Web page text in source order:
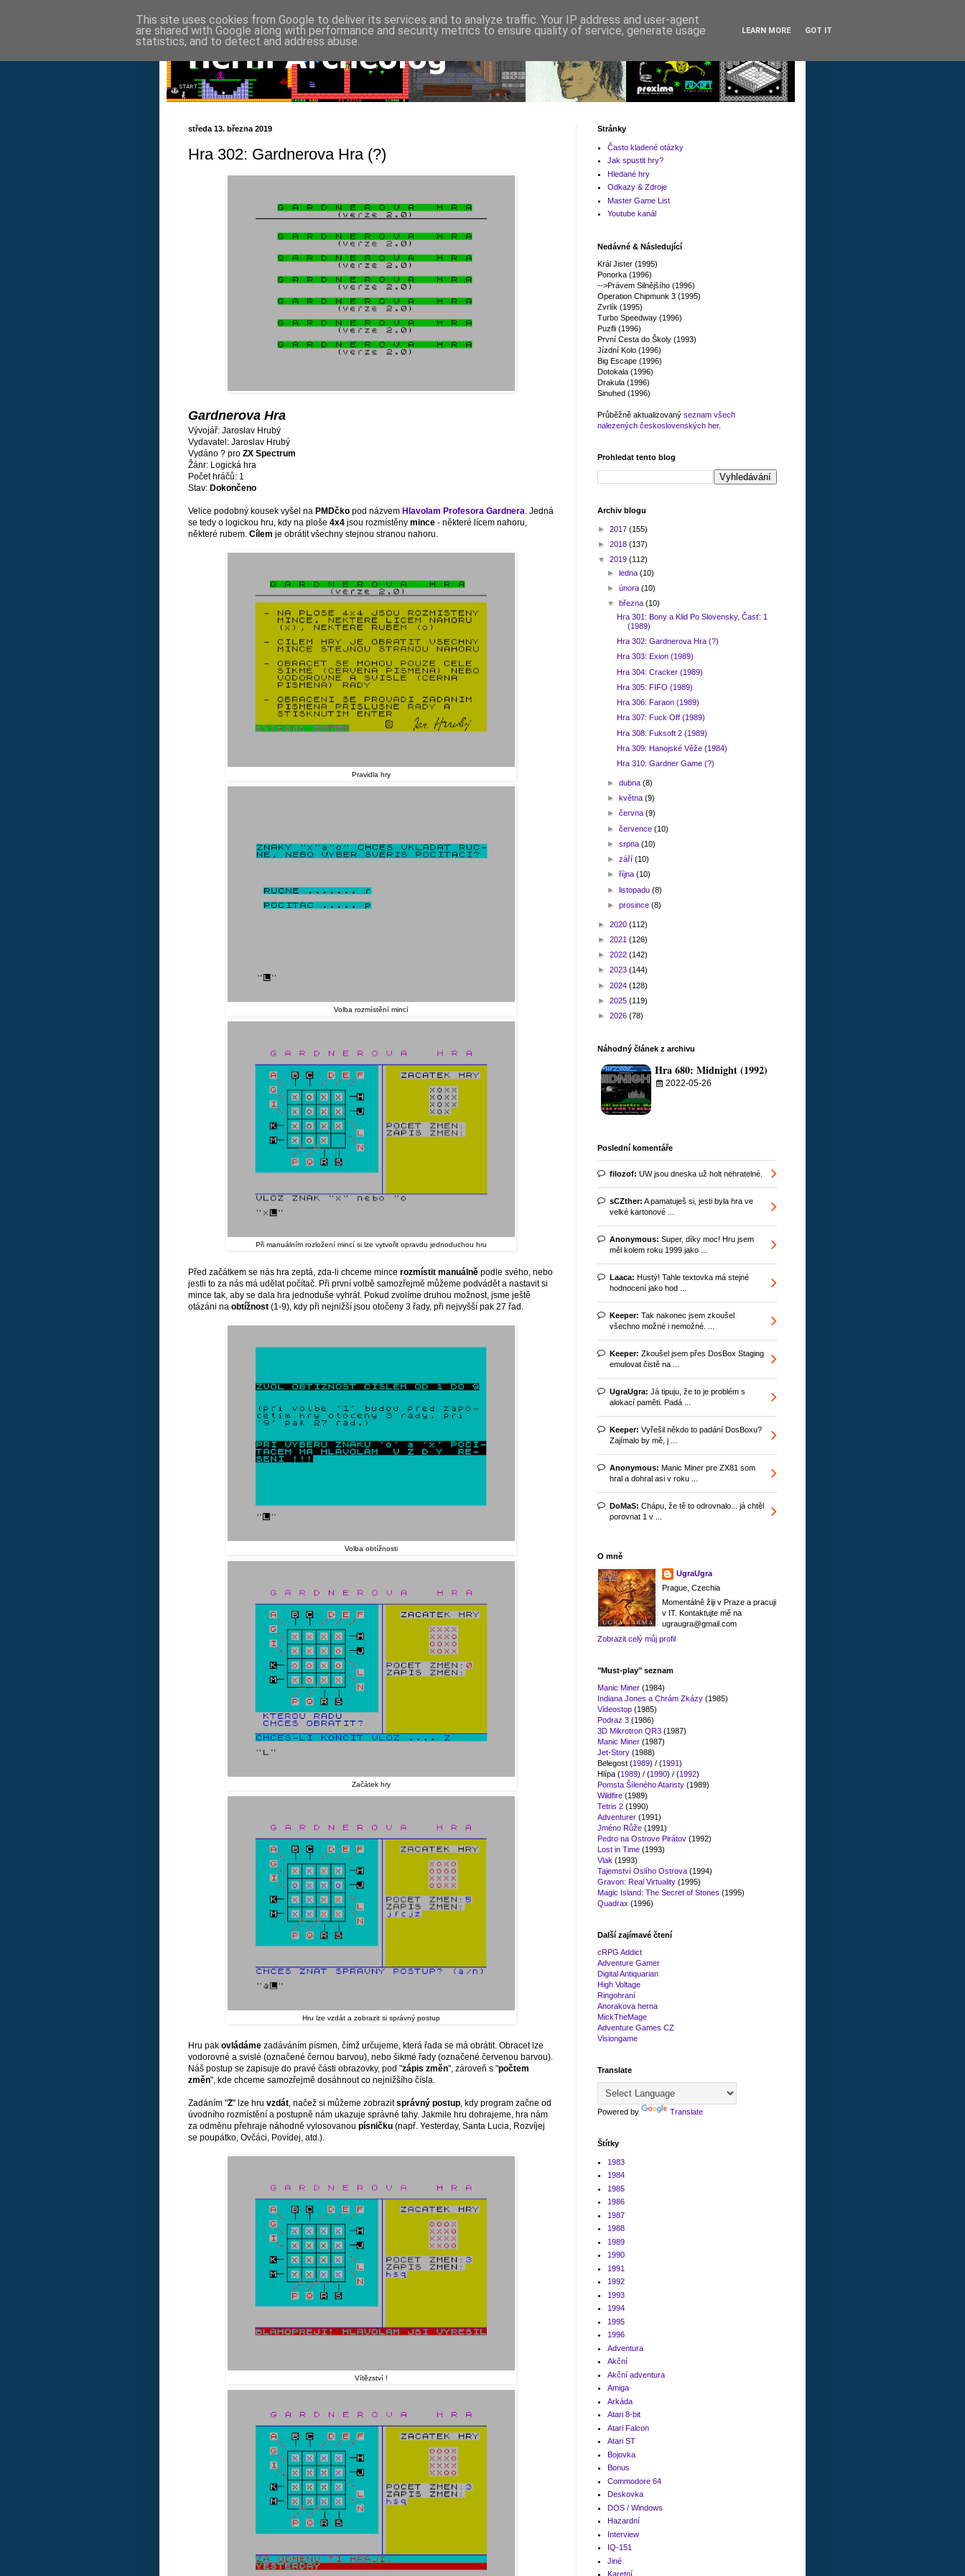
středa 13. března 2019
Hra 302: Gardnerova Hra (?)
Gardnerova Hra
Vývojář: Jaroslav Hrubý
Vydavatel: Jaroslav Hrubý
Vydáno ? pro ZX Spectrum
Žánr: Logická hra
Počet hráčů: 1
Stav: Dokončeno
Velice podobný kousek vyšel na PMDčko pod názvem Hlavolam Profesora Gardnera. Jedná
se tedy o logickou hru, kdy na ploše 4x4 jsou rozmístěny mince - některé lícem nahoru,
některé rubem. Cílem je obrátit všechny stejnou stranou nahoru.
Pravidla hry
Volba rozmístění mincí
Při manuálním rozložení mincí si lze vytvořit opravdu jednoduchou hru
Před začátkem se nás hra zeptá, zda-li chceme mince rozmístit manuálně podle svého, nebo
jestli to za nás má udělat počítač. Při první volbě samozřejmě můžeme podvádět a nastavit si
mince tak, aby se dala hra jednoduše vyhrát. Pokud zvolíme druhou možnost, jsme ještě
otázáni na obtížnost (1-9), kdy při nejnižší jsou otočeny 3 řady, při nejvyšší pak 27 řad.
Volba obtížnosti
Začátek hry
Hru lze vzdát a zobrazit si správný postup
Hru pak ovládáme zadáváním písmen, čímž určujeme, která řada se má obrátit. Obracet lze
vodorovné a svislé (označené černou barvou), nebo šikmé řady (označené červenou barvou).
Náš postup se zapisuje do pravé části obrazovky, pod "zápis změn", zároveň s "počtem
změn", kde chceme samozřejmě dosáhnout co nejnižšího čísla.
Zadáním "Z" lze hru vzdát , načež si můžeme zobrazitsprávný postup , kdy program začne od
úvodního rozmístění a postupně nám ukazuje správné tahy. Jakmile hru dohrajeme, hra nám
za odměnu přehraje náhodně vylosovanou písničku (např. Yesterday, Santa Lucia, Rozvíjej
se poupátko, Ovčáci, Povídej, atd.).
Vítězství !
Stránky
Často kladené otázky
Jak spustit hry?
Hledané hry
Odkazy & Zdroje
Master Game List
Youtube kanál
Nedávné & Následující
Král Jister (1995)
Ponorka (1996)
-->Právem Silnějšího (1996)
Operation Chipmunk 3 (1995)
Zvrlík (1995)
Turbo Speedway (1996)
Puzfli (1996)
První Cesta do Školy (1993)
Jízdní Kolo (1996)
Big Escape (1996)
Dotokala (1996)
Drakula (1996)
Sinuhed (1996)
Průběžně aktualizovaný seznam všech
nalezených československých her.
Prohledat tento blog
Archiv blogu
► 2017 (155)
► 2018 (137)
▼ 2019 (112)
►ledna(10)
►února(10)
▼ března(10)
Hra 301: Bony a Klid Po Slovensky, Časť: 1
(1989)
Hra 302: Gardnerova Hra (?)
Hra 303: Exion (1989)
Hra 304: Cracker (1989)
Hra 305: FIFO (1989)
Hra 306: Faraon (1989)
Hra 307: Fuck Off (1989)
Hra 308: Fuksoft 2 (1989)
Hra 309: Hanojské Věže (1984)
Hra 310: Gardner Game (?)
►dubna(8)
►května(9)
►června(9)
►července(10)
►srpna(10)
►září(10)
►října(10)
►listopadu(8)
►prosince(8)
► 2020 (112)
► 2021 (126)
► 2022 (142)
► 2023 (144)
► 2024 (128)
► 2025 (119)
► 2026 (78)
Náhodný článek z archivu
Hra 680: Midnight (1992)
2022-05-26
Poslední komentáře
filozof: UW jsou dneska už holt nehratelné.
sCZther: A pamatuješ si, jesti byla hra ve
velké kartonové ...
Anonymous: Super, díky moc! Hru jsem
měl kolem roku 1999 jako ...
Laaca: Hustý! Tahle textovka má stejné
hodnocení jako hod ...
Keeper: Tak nakonec jsem zkoušel
všechno možné i nemožné. ...
Keeper: Zkoušel jsem přes DosBox Staging
emulovat čistě na ...
UgraUgra: Já tipuju, že to je problém s
alokací paměti. Padá ...
Keeper: Vyřešil někdo to padání DosBoxu?
Zajímalo by mě, j ...
Anonymous: Manic Miner pre ZX81 som
hral a dohral asi v roku ...
DoMaS: Chápu, že tě to odrovnalo... já chtěl
porovnat 1 v ...
O mně
UgraUgra
Prague, Czechia
Momentálně žiji v Praze a pracuji
v IT. Kontaktujte mě na
ugraugra@gmail.com
Zobrazit celý můj profil
"Must-play" seznam
Manic Miner (1984)
Indiana Jones a Chrám Zkázy (1985)
Videostop (1985)
Podraz 3 (1986)
3D Mikrotron QR3 (1987)
Manic Miner (1987)
Jet-Story (1988)
Belegost (1989) / (1991)
Hlípa (1989) / (1990) / (1992)
Pomsta Šíleného Ataristy (1989)
Wildfire (1989)
Tetris 2 (1990)
Adventurer (1991)
Jméno Růže (1991)
Pedro na Ostrove Pirátov (1992)
Lost in Time (1993)
Vlak (1993)
Tajemství Oslího Ostrova (1994)
Gravon: Real Virtuality (1995)
Magic Island: The Secret of Stones (1995)
Quadrax (1996)
Další zajímavé čtení
cRPG Addict
Adventure Gamer
Digital Antiquarian
High Voltage
Ringohraní
Anorakova herna
MickTheMage
Adventure Games CZ
Visiongame
Translate
Powered by Translate
Štítky
1983
1984
1985
1986
1987
1988
1989
1990
1991
1992
1993
1994
1995
1996
Adventura
Akční
Akční adventura
Amiga
Arkáda
Atari 8-bit
Atari Falcon
Atari ST
Bojovka
Bonus
Commodore 64
Deskovka
DOS / Windows
Hazardní
Interview
IQ-151
Jiné
Karetní
This site uses cookies from Google to deliver its services and to analyze traffic. Your IP address and user-agent
are shared with Google along with performance and security metrics to ensure quality of service, generate usage
statistics, and to detect and address abuse.
LEARN MORE GOT IT